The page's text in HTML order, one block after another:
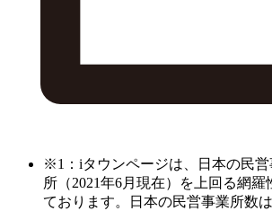
※1：iタウンページは、日本の民営
所（2021年6月現在）を上回る網
ております。日本の民営事業所数